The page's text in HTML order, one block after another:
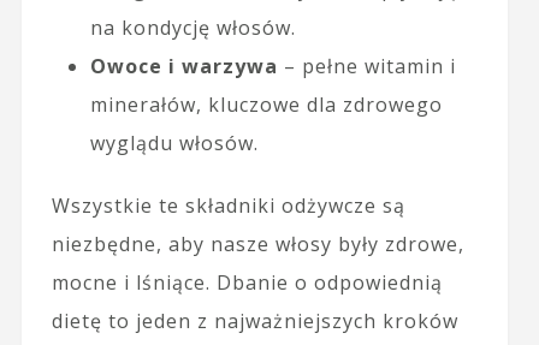
na kondycję włosów.
Owoce i warzywa – pełne witamin i
minerałów, kluczowe dla zdrowego
wyglądu włosów.
Wszystkie te składniki odżywcze są
niezbędne, aby nasze włosy były zdrowe,
mocne i lśniące. Dbanie o odpowiednią
dietę to jeden z najważniejszych kroków